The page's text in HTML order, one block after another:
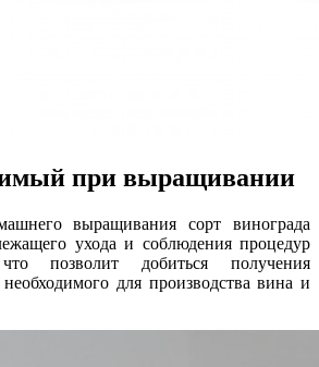
при выращивании
выращивания сорт винограда
ухода и соблюдения процедур
позволит добиться получения
для производства вина и